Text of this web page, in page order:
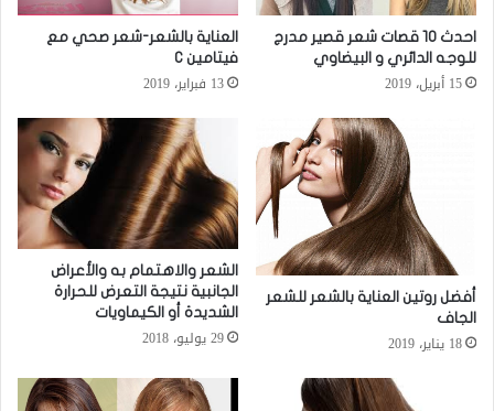
احدث 10 قصات شعر قصير مدرج
للوجه الدائري و البيضاوي
15 أبريل، 2019
العناية بالشعر-شعر صحي مع
فيتامين C
13 فبراير، 2019
أفضل روتين العناية بالشعر للشعر
الجاف
18 يناير، 2019
الشعر والاهتمام به والأعراض
الجانبية نتيجة التعرض للحرارة
الشديدة أو الكيماويات
29 يوليو، 2018